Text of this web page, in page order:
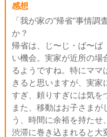
感想
「我が家の"帰省"事情調
か？
帰省は、じ〜じ・ば〜ば
い機会。実家が近所の場
るようですね。特にマ
きると思いますが、実家
すぎ、頼りすぎには気を
また、移動はお子さまが
う、時間に余裕を持たせ
渋滞に巻き込まれると大